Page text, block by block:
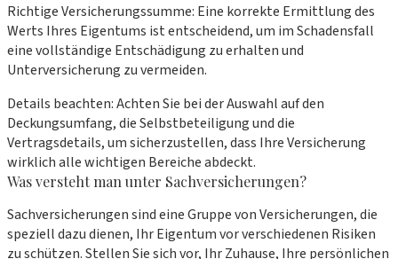
Richtige Versicherungssumme: Eine korrekte Ermittlung des
Werts Ihres Eigentums ist entscheidend, um im Schadensfall
eine vollständige Entschädigung zu erhalten und
Unterversicherung zu vermeiden.
Details beachten: Achten Sie bei der Auswahl auf den
Deckungsumfang, die Selbstbeteiligung und die
Vertragsdetails, um sicherzustellen, dass Ihre Versicherung
wirklich alle wichtigen Bereiche abdeckt.
Was versteht man unter Sachversicherungen?
Sachversicherungen sind eine Gruppe von Versicherungen, die
speziell dazu dienen, Ihr Eigentum vor verschiedenen Risiken
zu schützen. Stellen Sie sich vor, Ihr Zuhause, Ihre persönlichen